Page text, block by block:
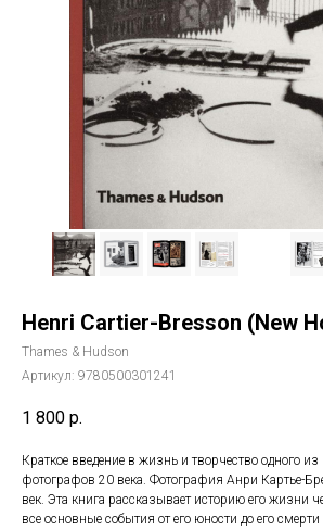
Henri Cartier-Bresson (New
Thames & Hudson
Артикул: 9780500301241
1 800 р.
Краткое введение в жизнь и творчество одного
фотографов 20 века. Фотография Анри Картье-
век. Эта книга рассказывает историю его жизни
все основные события от его юности до его